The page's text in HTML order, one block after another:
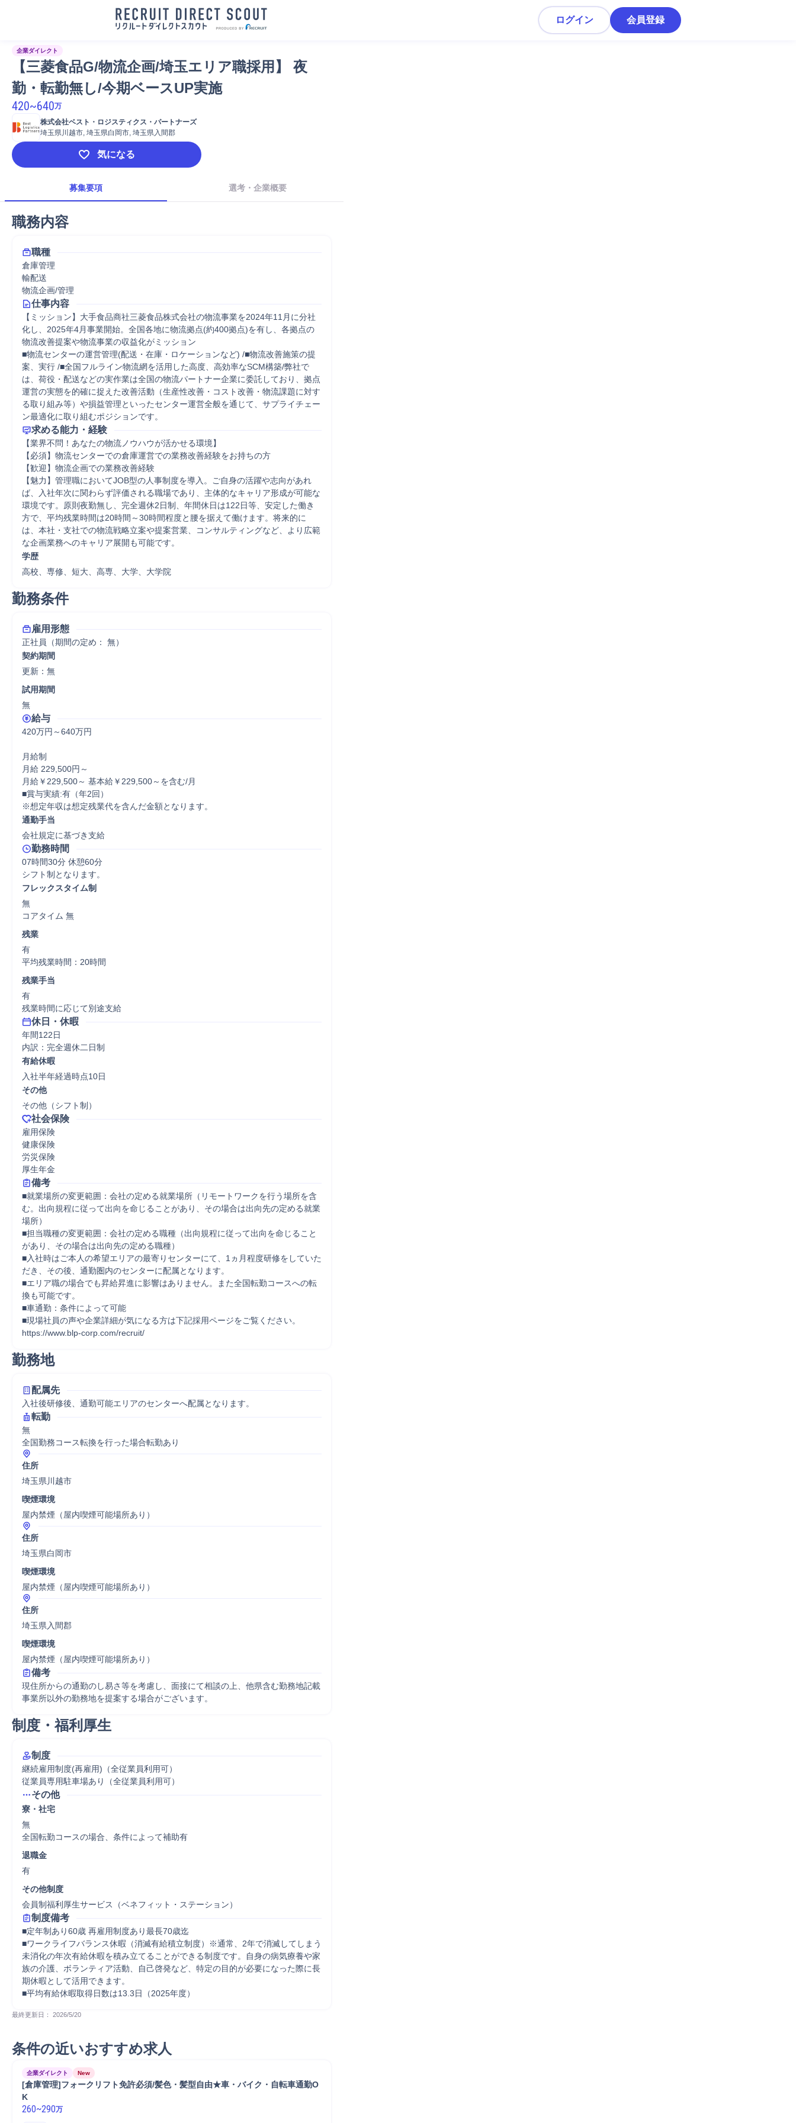
ログイン 会員登録
企業ダイレクト
【三菱食品G/物流企画/埼玉エリア職採用】 夜
勤・転勤無し/今期ベースUP実施
420~640万
株式会社ベスト・ロジスティクス・パートナーズ
埼玉県川越市, 埼玉県白岡市, 埼玉県入間郡
気になる
募集要項 選考・企業概要
職務内容
職種
倉庫管理
輸配送
物流企画/管理
仕事内容
【ミッション】大手食品商社三菱食品株式会社の物流事業を2024年11月に分社
化し、2025年4月事業開始。全国各地に物流拠点(約400拠点)を有し、各拠点の
物流改善提案や物流事業の収益化がミッション
■物流センターの運営管理(配送・在庫・ロケーションなど) /■物流改善施策の提
案、実行 /■全国フルライン物流網を活用した高度、高効率なSCM構築/弊社で
は、荷役・配送などの実作業は全国の物流パートナー企業に委託しており、拠点
運営の実態を的確に捉えた改善活動（生産性改善・コスト改善・物流課題に対す
る取り組み等）や損益管理といったセンター運営全般を通じて、サプライチェー
ン最適化に取り組むポジションです。
求める能力・経験
【業界不問！あなたの物流ノウハウが活かせる環境】
【必須】物流センターでの倉庫運営での業務改善経験をお持ちの方
【歓迎】物流企画での業務改善経験
【魅力】管理職においてJOB型の人事制度を導入。ご自身の活躍や志向があれ
ば、入社年次に関わらず評価される職場であり、主体的なキャリア形成が可能な
環境です。原則夜勤無し、完全週休2日制、年間休日は122日等、安定した働き
方で、平均残業時間は20時間～30時間程度と腰を据えて働けます。将来的に
は、本社・支社での物流戦略立案や提案営業、コンサルティングなど、より広範
な企画業務へのキャリア展開も可能です。
学歴
高校、専修、短大、高専、大学、大学院
勤務条件
雇用形態
正社員（期間の定め： 無）
契約期間
更新：無
試用期間
無
給与
420万円～640万円
月給制
月給 229,500円～
月給￥229,500～ 基本給￥229,500～を含む/月
■賞与実績:有（年2回）
※想定年収は想定残業代を含んだ金額となります。
通勤手当
会社規定に基づき支給
勤務時間
07時間30分 休憩60分
シフト制となります。
フレックスタイム制
無
コアタイム 無
残業
有
平均残業時間：20時間
残業手当
有
残業時間に応じて別途支給
休日・休暇
年間122日
内訳：完全週休二日制
有給休暇
入社半年経過時点10日
その他
その他（シフト制）
社会保険
雇用保険
健康保険
労災保険
厚生年金
備考
■就業場所の変更範囲：会社の定める就業場所（リモートワークを行う場所を含
む。出向規程に従って出向を命じることがあり、その場合は出向先の定める就業
場所）
■担当職種の変更範囲：会社の定める職種（出向規程に従って出向を命じること
があり、その場合は出向先の定める職種）
■入社時はご本人の希望エリアの最寄りセンターにて、1ヵ月程度研修をしていた
だき、その後、通勤圏内のセンターに配属となります。
■エリア職の場合でも昇給昇進に影響はありません。また全国転勤コースへの転
換も可能です。
■車通勤：条件によって可能
■現場社員の声や企業詳細が気になる方は下記採用ページをご覧ください。
https://www.blp-corp.com/recruit/
勤務地
配属先
入社後研修後、通勤可能エリアのセンターへ配属となります。
転勤
無
全国勤務コース転換を行った場合転勤あり
住所
埼玉県川越市
喫煙環境
屋内禁煙（屋内喫煙可能場所あり）
住所
埼玉県白岡市
喫煙環境
屋内禁煙（屋内喫煙可能場所あり）
住所
埼玉県入間郡
喫煙環境
屋内禁煙（屋内喫煙可能場所あり）
備考
現住所からの通勤のし易さ等を考慮し、面接にて相談の上、他県含む勤務地記載
事業所以外の勤務地を提案する場合がございます。
制度・福利厚生
制度
継続雇用制度(再雇用)（全従業員利用可）
従業員専用駐車場あり（全従業員利用可）
その他
寮・社宅
無
全国転勤コースの場合、条件によって補助有
退職金
有
その他制度
会員制福利厚生サービス（ベネフィット・ステーション）
制度備考
■定年制あり60歳 再雇用制度あり最長70歳迄
■ワークライフバランス休暇（消滅有給積立制度）※通常、2年で消滅してしまう
未消化の年次有給休暇を積み立てることができる制度です。自身の病気療養や家
族の介護、ボランティア活動、自己啓発など、特定の目的が必要になった際に長
期休暇として活用できます。
■平均有給休暇取得日数は13.3日（2025年度）
最終更新日： 2026/5/20
条件の近いおすすめ求人
企業ダイレクト New
[倉庫管理]フォークリフト免許必須/髪色・髪型自由★車・バイク・自転車通勤O
K
260~290万